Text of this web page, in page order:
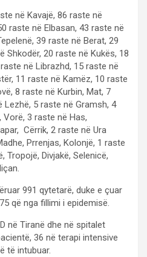
në Kavajë, 86 raste në
raste në Elbasan, 43 raste në
39 raste në Berat, 29
Shkodër, 20 raste në Kukës, 18
në Librazhd, 15 raste në
11 raste në Kamëz, 10 raste
8 raste në Kurbin, Mat, 7
5 raste në Gramsh, 4
Vorë, 3 raste në Has,
Cërrik, 2 raste në Ura
Prrenjas, Kolonjë, 1 raste
Tropojë, Divjakë, Selenicë,
991 qytetarë, duke e çuar
që nga fillimi i epidemisë.
në Tiranë dhe në spitalet
36 në terapi intensive
të intubuar.